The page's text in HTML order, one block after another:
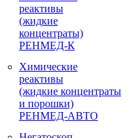
реактивы
(жидкие
концентраты)
РЕНМЕД-К
Химические
реактивы
(жидкие концентраты
и порошки)
РЕНМЕД-АВТО